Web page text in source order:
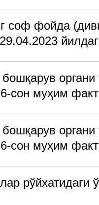
соф фойда
сон муҳим факт
сон муҳим факт
рўйхатидаги